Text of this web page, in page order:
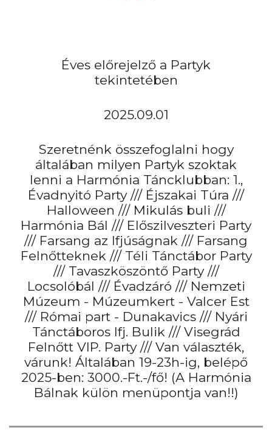
Éves előrejelző a Partyk
tekintetében
2025.09.01
Szeretnénk összefoglalni hogy
általában milyen Partyk szoktak
lenni a Harmónia Táncklubban: 1.,
Évadnyitó Party /// Éjszakai Túra ///
Halloween /// Mikulás buli ///
Harmónia Bál /// Előszilveszteri Party
/// Farsang az Ifjúságnak /// Farsang
Felnőtteknek /// Téli Tánctábor Party
/// Tavaszköszöntő Party ///
Locsolóbál /// Évadzáró /// Nemzeti
Múzeum - Múzeumkert - Valcer Est
/// Római part - Dunakavics /// Nyári
Tánctáboros Ifj. Bulik /// Visegrád
Felnőtt VIP. Party /// Van választék,
várunk! Általában 19-23h-ig, belépő
2025-ben: 3000.-Ft.-/fő! (A Harmónia
Bálnak külön menüpontja van!!)